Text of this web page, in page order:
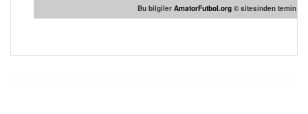
Bu bilgiler AmatorFutbol.org © sitesinden temin